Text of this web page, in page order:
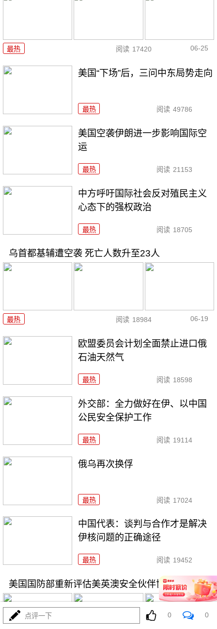
最热 阅读 17420 06-25
美国“下场”后，三问中东局势走向
最热 阅读 49786
美国空袭伊朗进一步影响国际空
运
最热 阅读 21153
中方呼吁国际社会反对殖民主义
心态下的强权政治
最热 阅读 18705
乌首都基辅遭空袭 死亡人数升至23人
最热 阅读 18984 06-19
欧盟委员会计划全面禁止进口俄
石油天然气
最热 阅读 18598
外交部：全力做好在伊、以中国
公民安全保护工作
最热 阅读 19114
俄乌再次换俘
最热 阅读 17024
中国代表：谈判与合作才是解决
伊核问题的正确途径
最热 阅读 19452
美国国防部重新评估美英澳安全伙伴协定
点评一下 0 0